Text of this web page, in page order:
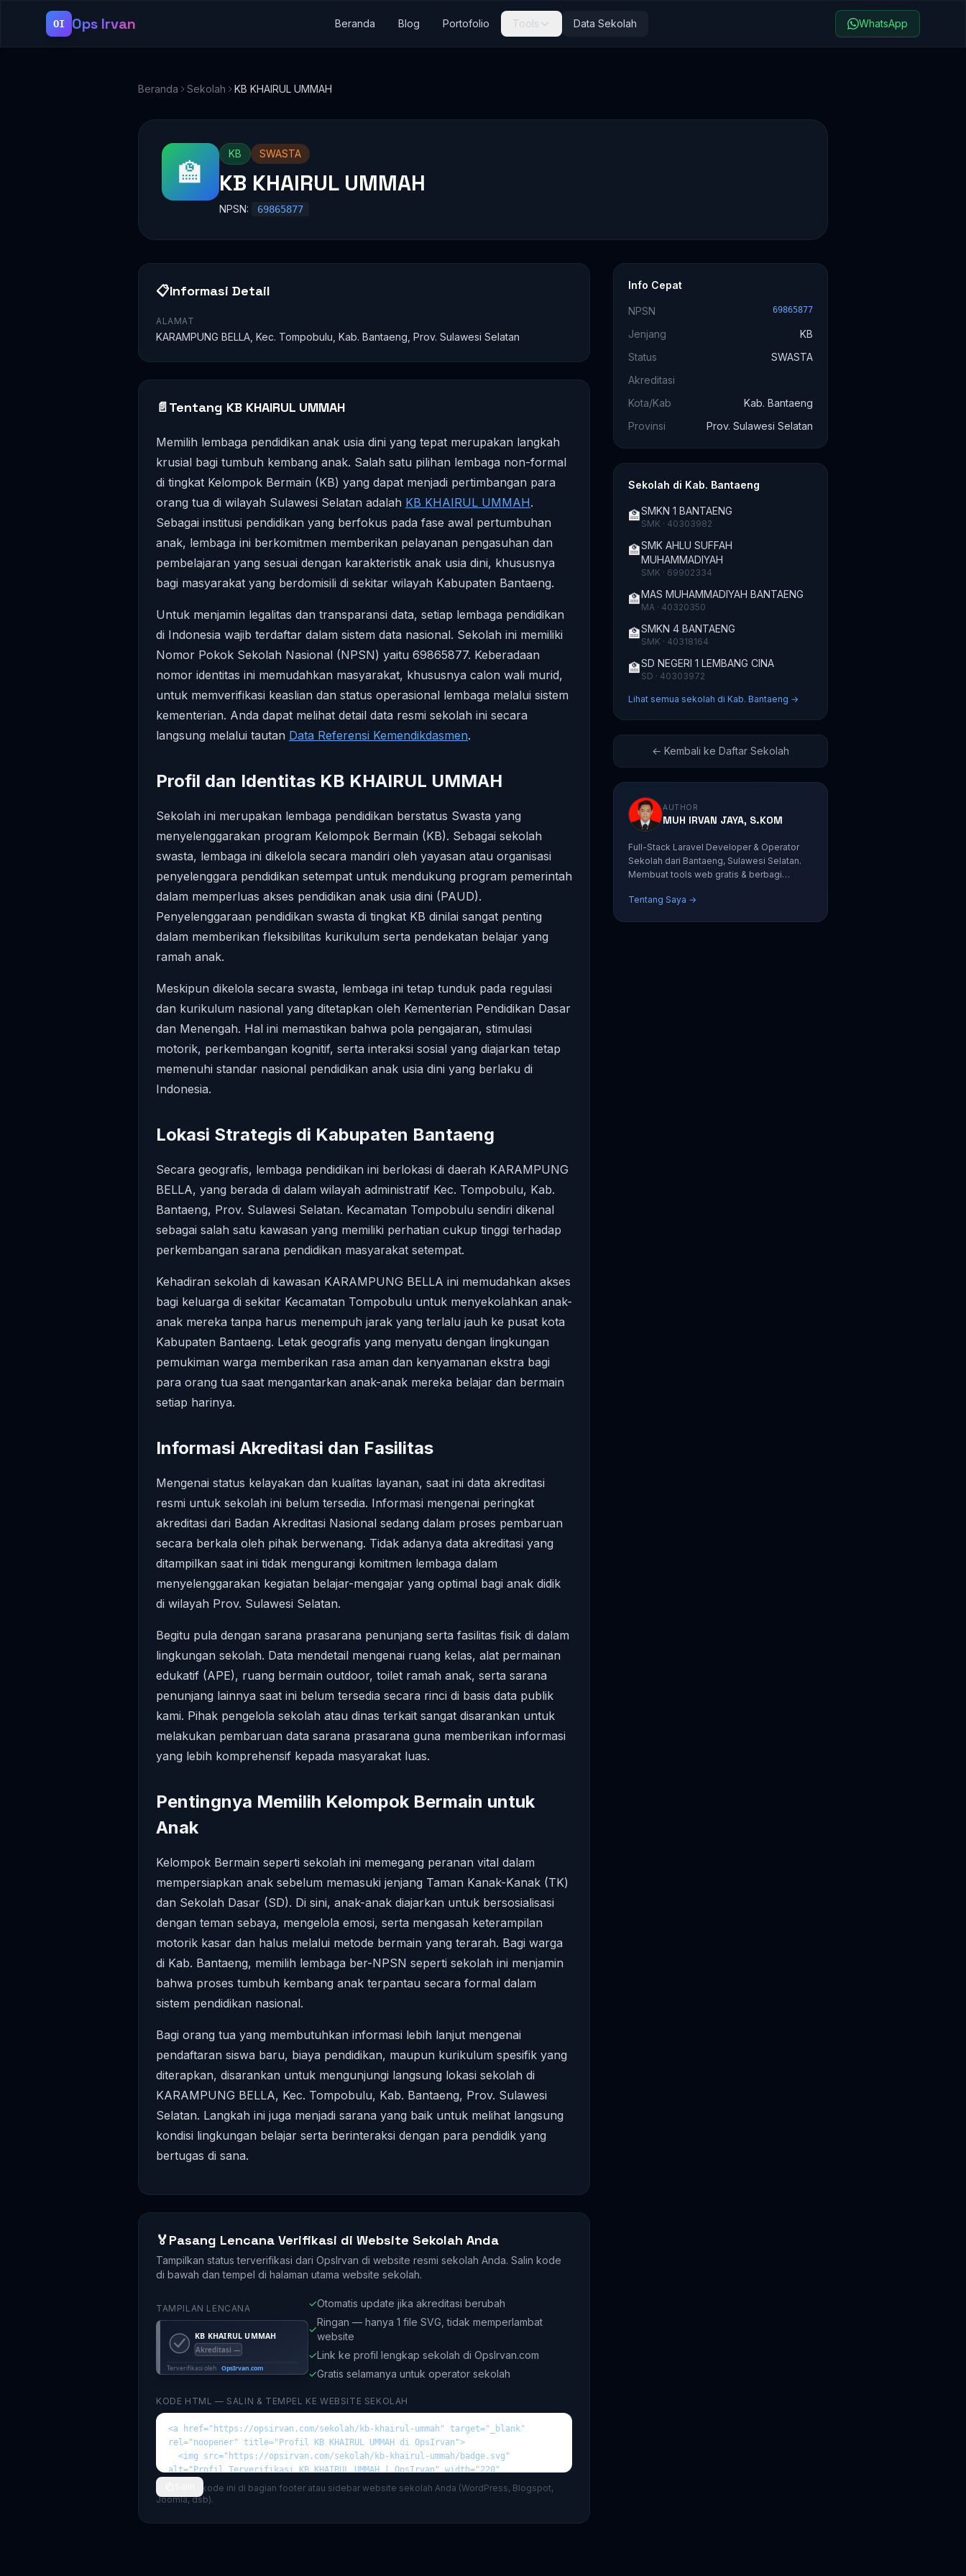
OI Ops Irvan Beranda Blog Portofolio Tools Data Sekolah WhatsApp
Beranda Sekolah KB KHAIRUL UMMAH
🏫
KB SWASTA
KB KHAIRUL UMMAH
NPSN: 69865877
📋Informasi Detail
ALAMAT
KARAMPUNG BELLA, Kec. Tompobulu, Kab. Bantaeng, Prov. Sulawesi Selatan
📄Tentang KB KHAIRUL UMMAH
Memilih lembaga pendidikan anak usia dini yang tepat merupakan langkah
krusial bagi tumbuh kembang anak. Salah satu pilihan lembaga non-formal
di tingkat Kelompok Bermain (KB) yang dapat menjadi pertimbangan para
orang tua di wilayah Sulawesi Selatan adalah KB KHAIRUL UMMAH.
Sebagai institusi pendidikan yang berfokus pada fase awal pertumbuhan
anak, lembaga ini berkomitmen memberikan pelayanan pengasuhan dan
pembelajaran yang sesuai dengan karakteristik anak usia dini, khususnya
bagi masyarakat yang berdomisili di sekitar wilayah Kabupaten Bantaeng.
Untuk menjamin legalitas dan transparansi data, setiap lembaga pendidikan
di Indonesia wajib terdaftar dalam sistem data nasional. Sekolah ini memiliki
Nomor Pokok Sekolah Nasional (NPSN) yaitu 69865877. Keberadaan
nomor identitas ini memudahkan masyarakat, khususnya calon wali murid,
untuk memverifikasi keaslian dan status operasional lembaga melalui sistem
kementerian. Anda dapat melihat detail data resmi sekolah ini secara
langsung melalui tautan Data Referensi Kemendikdasmen.
Profil dan Identitas KB KHAIRUL UMMAH
Sekolah ini merupakan lembaga pendidikan berstatus Swasta yang
menyelenggarakan program Kelompok Bermain (KB). Sebagai sekolah
swasta, lembaga ini dikelola secara mandiri oleh yayasan atau organisasi
penyelenggara pendidikan setempat untuk mendukung program pemerintah
dalam memperluas akses pendidikan anak usia dini (PAUD).
Penyelenggaraan pendidikan swasta di tingkat KB dinilai sangat penting
dalam memberikan fleksibilitas kurikulum serta pendekatan belajar yang
ramah anak.
Meskipun dikelola secara swasta, lembaga ini tetap tunduk pada regulasi
dan kurikulum nasional yang ditetapkan oleh Kementerian Pendidikan Dasar
dan Menengah. Hal ini memastikan bahwa pola pengajaran, stimulasi
motorik, perkembangan kognitif, serta interaksi sosial yang diajarkan tetap
memenuhi standar nasional pendidikan anak usia dini yang berlaku di
Indonesia.
Lokasi Strategis di Kabupaten Bantaeng
Secara geografis, lembaga pendidikan ini berlokasi di daerah KARAMPUNG
BELLA, yang berada di dalam wilayah administratif Kec. Tompobulu, Kab.
Bantaeng, Prov. Sulawesi Selatan. Kecamatan Tompobulu sendiri dikenal
sebagai salah satu kawasan yang memiliki perhatian cukup tinggi terhadap
perkembangan sarana pendidikan masyarakat setempat.
Kehadiran sekolah di kawasan KARAMPUNG BELLA ini memudahkan akses
bagi keluarga di sekitar Kecamatan Tompobulu untuk menyekolahkan anak-
anak mereka tanpa harus menempuh jarak yang terlalu jauh ke pusat kota
Kabupaten Bantaeng. Letak geografis yang menyatu dengan lingkungan
pemukiman warga memberikan rasa aman dan kenyamanan ekstra bagi
para orang tua saat mengantarkan anak-anak mereka belajar dan bermain
setiap harinya.
Informasi Akreditasi dan Fasilitas
Mengenai status kelayakan dan kualitas layanan, saat ini data akreditasi
resmi untuk sekolah ini belum tersedia. Informasi mengenai peringkat
akreditasi dari Badan Akreditasi Nasional sedang dalam proses pembaruan
secara berkala oleh pihak berwenang. Tidak adanya data akreditasi yang
ditampilkan saat ini tidak mengurangi komitmen lembaga dalam
menyelenggarakan kegiatan belajar-mengajar yang optimal bagi anak didik
di wilayah Prov. Sulawesi Selatan.
Begitu pula dengan sarana prasarana penunjang serta fasilitas fisik di dalam
lingkungan sekolah. Data mendetail mengenai ruang kelas, alat permainan
edukatif (APE), ruang bermain outdoor, toilet ramah anak, serta sarana
penunjang lainnya saat ini belum tersedia secara rinci di basis data publik
kami. Pihak pengelola sekolah atau dinas terkait sangat disarankan untuk
melakukan pembaruan data sarana prasarana guna memberikan informasi
yang lebih komprehensif kepada masyarakat luas.
Pentingnya Memilih Kelompok Bermain untuk
Anak
Kelompok Bermain seperti sekolah ini memegang peranan vital dalam
mempersiapkan anak sebelum memasuki jenjang Taman Kanak-Kanak (TK)
dan Sekolah Dasar (SD). Di sini, anak-anak diajarkan untuk bersosialisasi
dengan teman sebaya, mengelola emosi, serta mengasah keterampilan
motorik kasar dan halus melalui metode bermain yang terarah. Bagi warga
di Kab. Bantaeng, memilih lembaga ber-NPSN seperti sekolah ini menjamin
bahwa proses tumbuh kembang anak terpantau secara formal dalam
sistem pendidikan nasional.
Bagi orang tua yang membutuhkan informasi lebih lanjut mengenai
pendaftaran siswa baru, biaya pendidikan, maupun kurikulum spesifik yang
diterapkan, disarankan untuk mengunjungi langsung lokasi sekolah di
KARAMPUNG BELLA, Kec. Tompobulu, Kab. Bantaeng, Prov. Sulawesi
Selatan. Langkah ini juga menjadi sarana yang baik untuk melihat langsung
kondisi lingkungan belajar serta berinteraksi dengan para pendidik yang
bertugas di sana.
🏅Pasang Lencana Verifikasi di Website Sekolah Anda
Tampilkan status terverifikasi dari OpsIrvan di website resmi sekolah Anda. Salin kode
di bawah dan tempel di halaman utama website sekolah.
TAMPILAN LENCANA ✓Otomatis update jika akreditasi berubah
✓
Ringan — hanya 1 file SVG, tidak memperlambat
website
✓Link ke profil lengkap sekolah di OpsIrvan.com
✓Gratis selamanya untuk operator sekolah
KODE HTML — SALIN & TEMPEL KE WEBSITE SEKOLAH
💡 Tempel kode ini di bagian footer atau sidebar website sekolah Anda (WordPress, Blogspot,
Joomla, dsb).
Info Cepat
NPSN 69865877
Jenjang
KB
Status
SWASTA
Akreditasi
Kota/Kab
Kab. Bantaeng
Provinsi
Prov. Sulawesi Selatan
Sekolah di Kab. Bantaeng
🏫SMKN 1 BANTAENG
SMK · 40303982
🏫SMK AHLU SUFFAH
MUHAMMADIYAH
SMK · 69902334
🏫MAS MUHAMMADIYAH BANTAENG
MA · 40320350
🏫SMKN 4 BANTAENG
SMK · 40318164
🏫SD NEGERI 1 LEMBANG CINA
SD · 40303972
Lihat semua sekolah di Kab. Bantaeng →
← Kembali ke Daftar Sekolah
AUTHOR
MUH IRVAN JAYA, S.KOM
Full-Stack Laravel Developer & Operator
Sekolah dari Bantaeng, Sulawesi Selatan.
Membuat tools web gratis & berbagi
Tentang Saya →